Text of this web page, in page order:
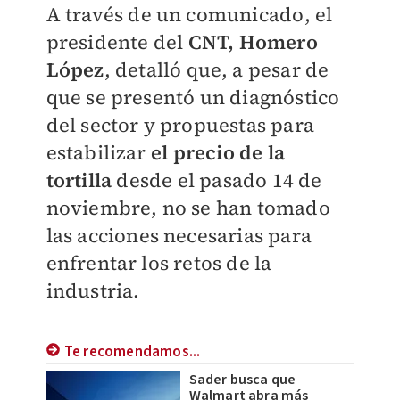
A través de un comunicado, el
presidente del CNT, Homero
López, detalló que, a pesar de
que se presentó un diagnóstico
del sector y propuestas para
estabilizar el precio de la
tortilla desde el pasado 14 de
noviembre, no se han tomado
las acciones necesarias para
enfrentar los retos de la
industria.
Te recomendamos...
Sader busca que
Walmart abra más